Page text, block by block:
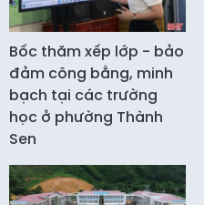
Bốc thăm xếp lớp - bảo
đảm công bằng, minh
bạch tại các trường
học ở phường Thành
Sen